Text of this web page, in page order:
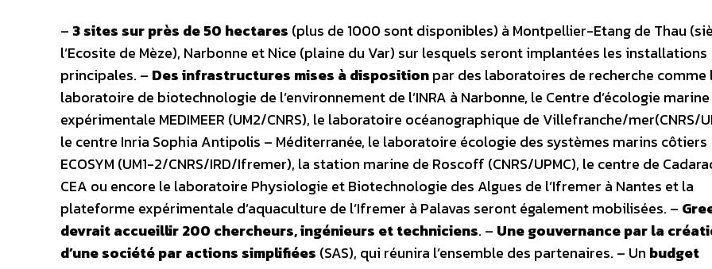
– 3 sites sur près de 50 hectares (plus de 1000 sont disponibles) à Montpellier-Etang de Thau
l’Ecosite de Mèze), Narbonne et Nice (plaine du Var) sur lesquels seront implantées les installations
principales. – Des infrastructures mises à dispositionpar des laboratoires de recherche comme
laboratoire de biotechnologie de l’environnement de l’INRA à Narbonne, le Centre d’écologie marine
expérimentale MEDIMEER (UM2/CNRS), le laboratoire océanographique de Villefranche/mer(CNRS/
le centre Inria Sophia Antipolis – Méditerranée, le laboratoire écologie des systèmes marins côtiers
ECOSYM (UM1-2/CNRS/IRD/Ifremer), la station marine de Roscoff (CNRS/UPMC), le centre de
CEA ou encore le laboratoire Physiologie et Biotechnologie des Algues de l’Ifremer à Nantes et la
plateforme expérimentale d’aquaculture de l’Ifremer à Palavas seront également mobilisées. –
devrait accueillir 200 chercheurs, ingénieurs et techniciens. – Une gouvernance par la
d’une société par actions simplifiées (SAS), qui réunira l’ensemble des partenaires. – Un budget